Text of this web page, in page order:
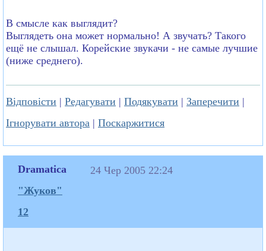
В смысле как выглядит?
Выглядеть она может нормально! А звучать? Такого
ещё не слышал. Корейские звукачи - не самые лучшие
(ниже среднего).
Відповісти | Редагувати | Подякувати | Заперечити |
Ігнорувати автора | Поскаржитися
Dramatica
"Жуков"
12
24 Чер 2005 22:24